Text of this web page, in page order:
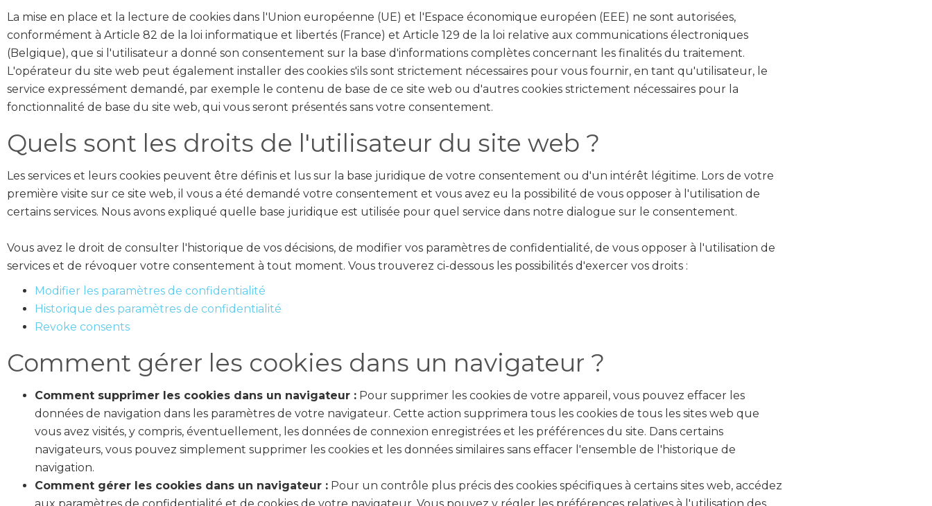
La mise en place et la lecture de cookies dans l'Union européenne (UE) et l'Espace économique européen (EEE) ne sont autorisées,
conformément à Article 82 de la loi informatique et libertés (France) et Article 129 de la loi relative aux communications électroniques
(Belgique), que si l'utilisateur a donné son consentement sur la base d'informations complètes concernant les finalités du traitement.
L'opérateur du site web peut également installer des cookies s'ils sont strictement nécessaires pour vous fournir, en tant qu'utilisateur, le
service expressément demandé, par exemple le contenu de base de ce site web ou d'autres cookies strictement nécessaires pour la
fonctionnalité de base du site web, qui vous seront présentés sans votre consentement.
Quels sont les droits de l'utilisateur du site web ?
Les services et leurs cookies peuvent être définis et lus sur la base juridique de votre consentement ou d'un intérêt légitime. Lors de votre
première visite sur ce site web, il vous a été demandé votre consentement et vous avez eu la possibilité de vous opposer à l'utilisation de
certains services. Nous avons expliqué quelle base juridique est utilisée pour quel service dans notre dialogue sur le consentement.
Vous avez le droit de consulter l'historique de vos décisions, de modifier vos paramètres de confidentialité, de vous opposer à l'utilisation de
services et de révoquer votre consentement à tout moment. Vous trouverez ci-dessous les possibilités d'exercer vos droits :
Modifier les paramètres de confidentialité
Historique des paramètres de confidentialité
Revoke consents
Comment gérer les cookies dans un navigateur ?
Comment supprimer les cookies dans un navigateur : Pour supprimer les cookies de votre appareil, vous pouvez effacer les
données de navigation dans les paramètres de votre navigateur. Cette action supprimera tous les cookies de tous les sites web que
vous avez visités, y compris, éventuellement, les données de connexion enregistrées et les préférences du site. Dans certains
navigateurs, vous pouvez simplement supprimer les cookies et les données similaires sans effacer l'ensemble de l'historique de
navigation.
Comment gérer les cookies dans un navigateur : Pour un contrôle plus précis des cookies spécifiques à certains sites web, accédez